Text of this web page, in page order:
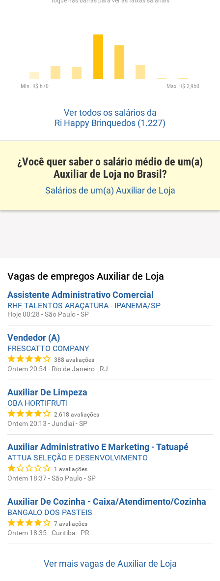
Ver todos os salários da
Ri Happy Brinquedos (1.227)
¿Você quer saber o salário médio de um(a)
Auxiliar de Loja no Brasil?
Salários de um(a) Auxiliar de Loja
Vagas de empregos Auxiliar de Loja
Assistente Administrativo Comercial
RHF TALENTOS ARAÇATURA - IPANEMA/SP
Hoje 00:28 -São Paulo - SP
Vendedor (A)
FRESCATTO COMPANY
388 avaliações
Ontem 20:54- Rio de Janeiro - RJ
Auxiliar De Limpeza
OBA HORTIFRUTI
2.618 avaliações
Ontem 20:13 -Jundiaí - SP
Auxiliar Administrativo E Marketing - Tatuapé
ATTUA SELEÇÃO E DESENVOLVIMENTO
1 avaliações
Ontem 18:37-São Paulo - SP
Auxiliar De Cozinha - Caixa/Atendimento/Cozinha
BANGALO DOS PASTEIS
7 avaliações
Ontem 18:35- Curitiba - PR
Ver mais vagas de Auxiliar de Loja